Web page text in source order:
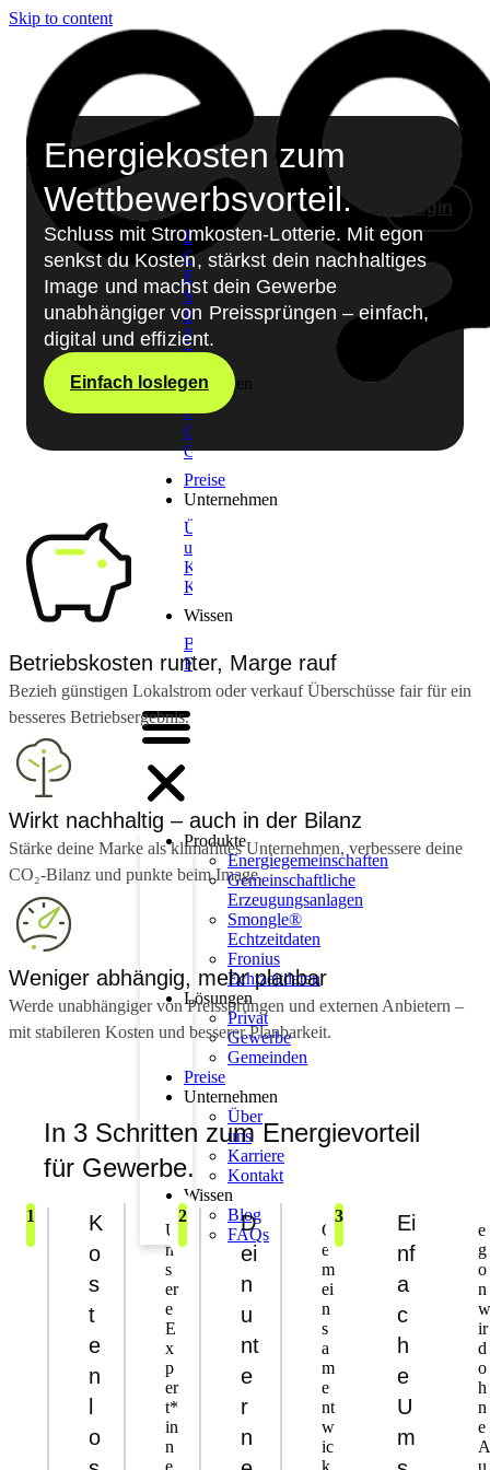
Skip to content
Produkte
Energiegemeinschaften
Gemeinschaftliche
Erzeugungsanlagen
Smongle®
Echtzeitdaten
Fronius
Echtzeitdaten
Lösungen
Privat
Gewerbe
Gemeinden
Preise
Unternehmen
Über
uns
Karriere
Kontakt
Wissen
Blog
FAQs
Produkte
Energiegemeinschaften
Gemeinschaftliche
Erzeugungsanlagen
Smongle®
Echtzeitdaten
Fronius
Echtzeitdaten
Lösungen
Privat
Gewerbe
Gemeinden
Preise
Unternehmen
Über
uns
Karriere
Kontakt
Wissen
Blog
FAQs
Login
Energiekosten zum
Wettbewerbsvorteil.
Schluss mit Stromkosten-Lotterie. Mit egon
senkst du Kosten, stärkst dein nachhaltiges
Image und machst dein Gewerbe
unabhängiger von Preissprüngen – einfach,
digital und effizient.
Einfach loslegen
Betriebskosten runter, Marge rauf
Bezieh günstigen Lokalstrom oder verkauf Überschüsse fair für ein
besseres Betriebsergebnis.
Wirkt nachhaltig – auch in der Bilanz
Stärke deine Marke als klimafittes Unternehmen, verbessere deine
CO₂-Bilanz und punkte beim Image.
Weniger abhängig, mehr planbar
Werde unabhängiger von Preissprüngen und externen Anbietern –
mit stabileren Kosten und besserer Planbarkeit.
In 3 Schritten zum Energievorteil
für Gewerbe.
1
K
o
s
t
e
n
o
U
n
s
er
e
E
x
p
er
t*
in
n
e
2
D
ei
n
u
nt
e
r
n
G
e
m
ei
n
s
a
m
e
nt
w
ic
k
3
Ei
nf
a
c
h
e
U
m
e
g
o
n
w
ir
d
o
h
n
e
A
u